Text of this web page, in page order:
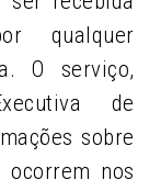
qualquer
O serviço,
de
sobre
nos